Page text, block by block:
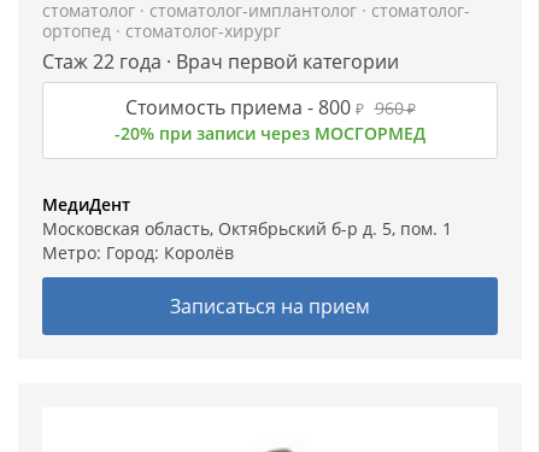
стоматолог · стоматолог-имплантолог · стоматолог-
ортопед · стоматолог-хирург
Стаж 22 года · Врач первой категории
Стоимость приема -800 ₽ 960₽
-20% при записи через МОСГОРМЕД
МедиДент
Московская область, Октябрьский б-р д. 5, пом. 1
Метро: Город: Королёв
Записаться на прием